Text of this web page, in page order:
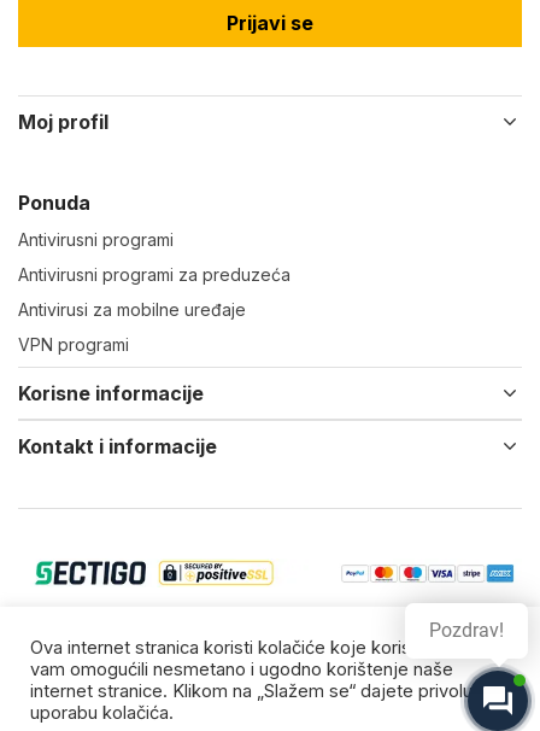
Prijavi se
Moj profil
Ponuda
Antivirusni programi
Antivirusni programi za preduzeća
Antivirusi za mobilne uređaje
VPN programi
Korisne informacije
Kontakt i informacije
© 2022-24 Virtual IT d.o.o. Vsa prava zadržana.
Zaštitni znakovi su vlasništvo njihovih vlasnika.
Ova internet stranica koristi kolačiće koje koristimo da bi
vam omogućili nesmetano i ugodno korištenje naše
internet stranice. Klikom na „Slažem se“ dajete privolu za
uporabu kolačića.
Pozdrav!